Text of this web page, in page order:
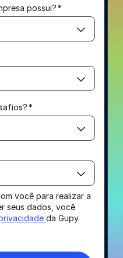
possui?*
*
você para realizar a
seus dados, você
da Gupy.